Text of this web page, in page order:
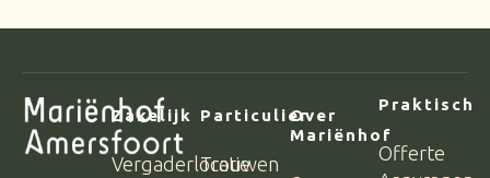
Zakelijk
Vergaderlocatie
Particulier
Trouwen
Over
Mariënhof
Praktisch
Offerte